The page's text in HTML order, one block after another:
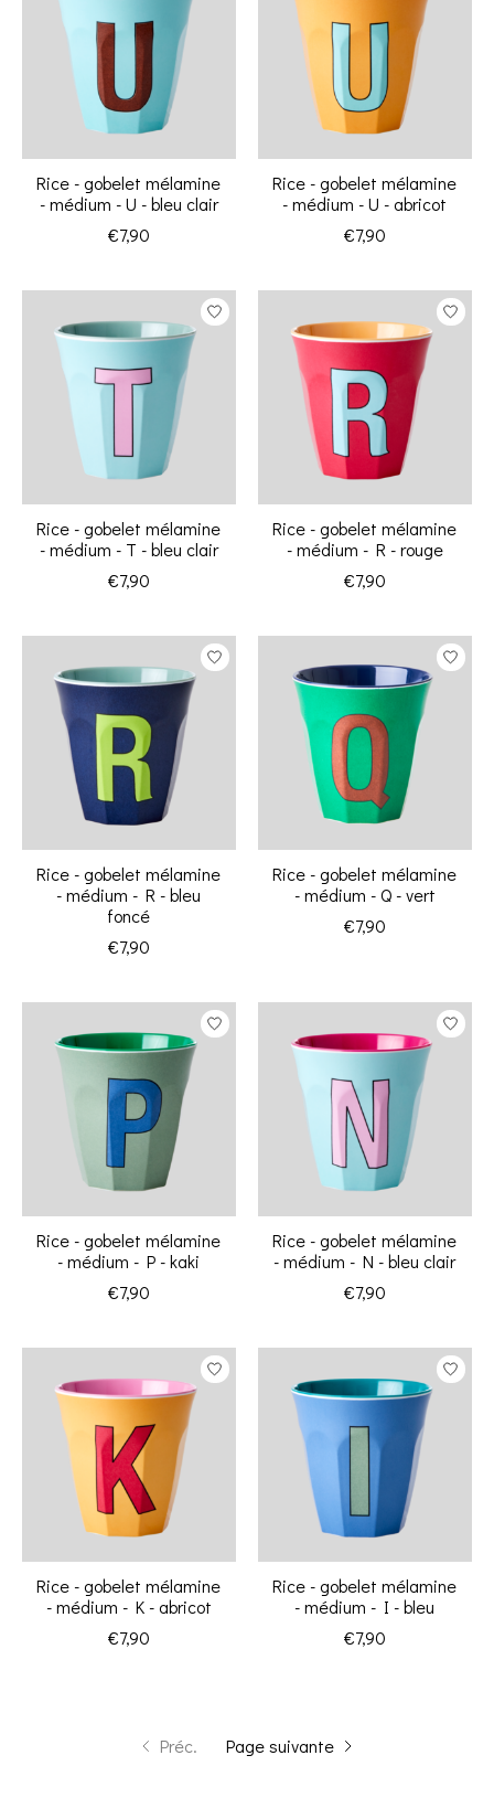
Rice - gobelet mélamine
- médium - U - bleu clair
€7,90
Rice - gobelet mélamine
- médium - U - abricot
€7,90
Rice - gobelet mélamine
- médium - T - bleu clair
€7,90
Rice - gobelet mélamine
- médium - R - rouge
€7,90
Rice - gobelet mélamine
- médium - R - bleu
foncé
€7,90
Rice - gobelet mélamine
- médium - Q - vert
€7,90
Rice - gobelet mélamine
- médium - P - kaki
€7,90
Rice - gobelet mélamine
- médium - N - bleu clair
€7,90
Rice - gobelet mélamine
- médium - K - abricot
€7,90
Rice - gobelet mélamine
- médium - I - bleu
€7,90
Préc. Page suivante